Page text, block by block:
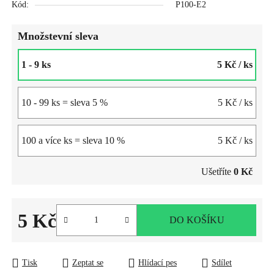
Kód: P100-E2
Množstevní sleva
1 - 9 ks 5 Kč / ks
10 - 99 ks = sleva 5 % 5 Kč / ks
100 a více ks = sleva 10 % 5 Kč / ks
Ušetříte0 Kč
5 Kč
Měrná cena:
DO KOŠÍKU
Tisk Zeptat se Hlídací pes Sdílet